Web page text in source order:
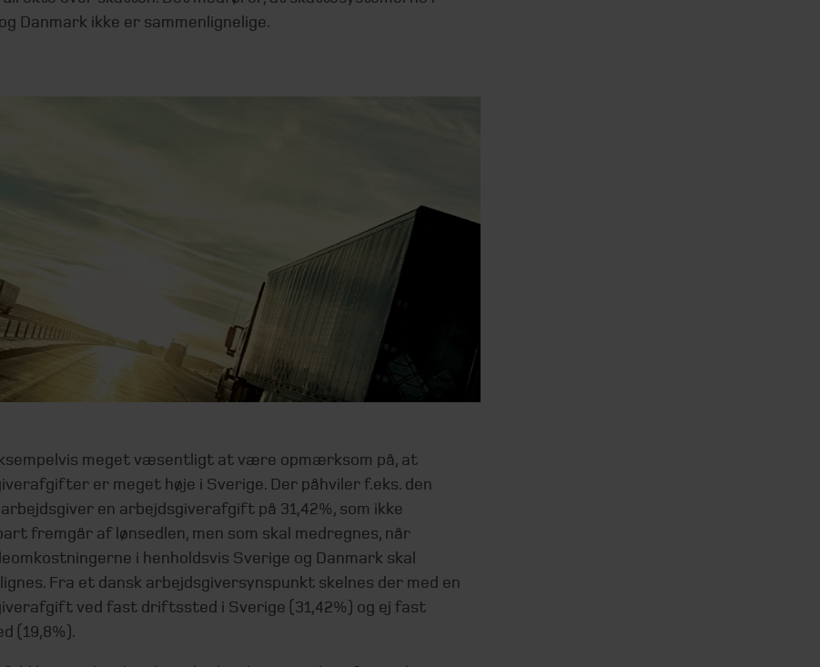
Danmark ikke er sammenlignelige.
meget væsentligt at være opmærksom på, at
er meget høje i Sverige. Der påhviler f.eks. den
en arbejdsgiverafgift på 31,42%, som ikke
fremgår af lønsedlen, men som skal medregnes, når
i henholdsvis Sverige og Danmark skal
Fra et dansk arbejdsgiversynspunkt skelnes der med en
ved fast driftssted i Sverige (31,42%) og ej fast
(19,8%).